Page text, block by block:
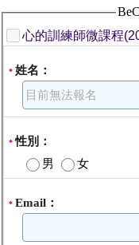
心的訓練師微課程
*姓名：
*性別：
男
女
* Email：